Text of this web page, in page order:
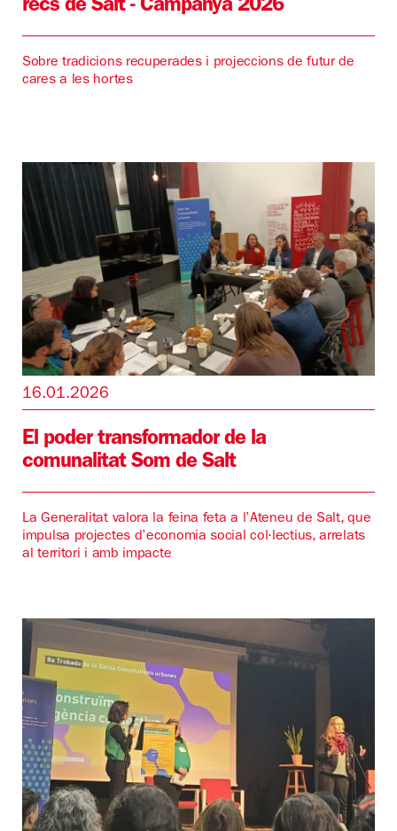
recs de Salt - Campanya 2026
Sobre tradicions recuperades i projeccions de futur de
cares a les hortes
16.01.2026
El poder transformador de la
comunalitat Som de Salt
La Generalitat valora la feina feta a l’Ateneu de Salt, que
impulsa projectes d’economia social col·lectius, arrelats
al territori i amb impacte